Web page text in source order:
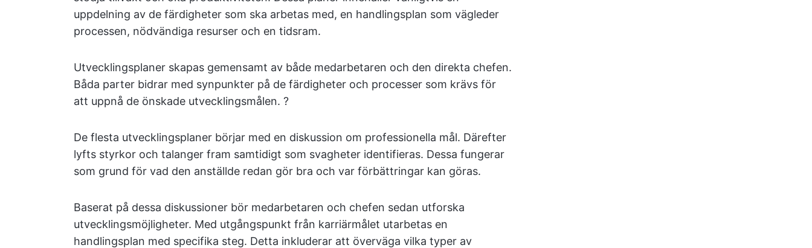
uppdelning av de färdigheter som ska arbetas med, en handlingsplan som vägleder
processen, nödvändiga resurser och en tidsram.
Utvecklingsplaner skapas gemensamt av både medarbetaren och den direkta chefen.
Båda parter bidrar med synpunkter på de färdigheter och processer som krävs för
att uppnå de önskade utvecklingsmålen. ?
De flesta utvecklingsplaner börjar med en diskussion om professionella mål. Därefter
lyfts styrkor och talanger fram samtidigt som svagheter identifieras. Dessa fungerar
som grund för vad den anställde redan gör bra och var förbättringar kan göras.
Baserat på dessa diskussioner bör medarbetaren och chefen sedan utforska
utvecklingsmöjligheter. Med utgångspunkt från karriärmålet utarbetas en
handlingsplan med specifika steg. Detta inkluderar att överväga vilka typer av